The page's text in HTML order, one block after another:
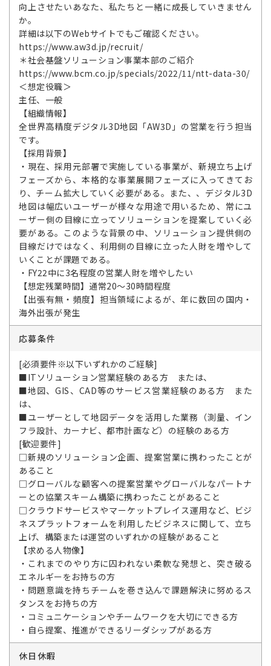
向上させたいあなた、私たちと一緒に成長していきません
か。
詳細は以下のWebサイトでもご確認ください。
https://www.aw3d.jp/recruit/
＊社会基盤ソリューション事業本部のご紹介
https://www.bcm.co.jp/specials/2022/11/ntt-data-30/
＜想定役職＞
主任、一般
【組織情報】
全世界高精度デジタル3D地図「AW3D」の営業を行う担当
です。
【採用背景】
・現在、採用元部署で実施している事業が、新規立ち上げ
フェーズから、本格的な事業展開フェーズに入ってきてお
り、チーム拡大していく必要がある。また、、デジタル3D
地図は幅広いユーザーが様々な用途で用いるため、常にユ
ーザー側の目線に立ってソリューションを提案していく必
要がある。このような背景の中、ソリューション提供側の
目線だけではなく、利用側の目線に立った人財を増やして
いくことが課題である。
・FY22中に3名程度の営業人財を増やしたい
【想定残業時間】通常20～30時間程度
【出張有無・頻度】担当領域によるが、年に数回の国内・
海外出張が発生
応募条件
[必須要件※以下いずれかのご経験]
■ITソリューション営業経験のある方 または、
■地図、GIS、CAD等のサービス営業経験のある方 また
は、
■ユーザーとして地図データを活用した業務（測量、イン
フラ設計、カーナビ、都市計画など）の経験のある方
[歓迎要件]
□新規のソリューション企画、提案営業に携わったことが
あること
□グローバルな顧客への提案営業やグローバルなパートナ
ーとの協業スキーム構築に携わったことがあること
□クラウドサービスやマーケットプレイス運用など、ビジ
ネスプラットフォームを利用したビジネスに関して、立ち
上げ、構築または運営のいずれかの経験があること
【求める人物像】
・これまでのやり方に囚われない柔軟な発想と、突き破る
エネルギーをお持ちの方
・問題意識を持ちチームを巻き込んで課題解決に努めるス
タンスをお持ちの方
・コミュニケーションやチームワークを大切にできる方
・自ら提案、推進ができるリーダシップがある方
休日休暇